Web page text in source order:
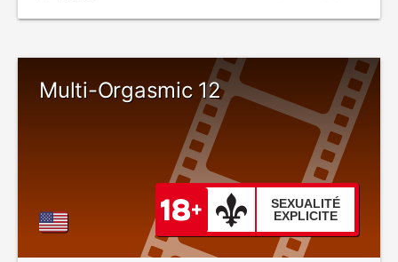
Multi-Orgasmic 12
SEXUALITÉ
EXPLICITE